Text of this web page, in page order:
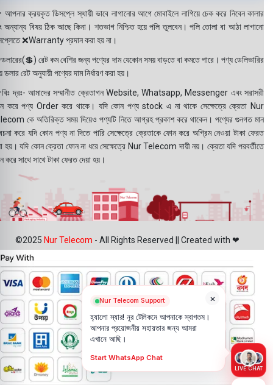
ক্রয়কৃত ডিসপ্লে স্থায়ী ভাবে লাগানোর আগে মোবাইলে লাগিয়ে চেক করে নিবেন কালার
অন্যান্য বিষয় ঠিক আছে কিনা। শতভাগ নিশ্চিত হয়ে পলি তুলবেন। পলি তোলা বা আঠা লাগানো
❌Warranty প্রদান করা হয় না।
রেট কম বেশির জন্য পণ্যের দাম যেকোন সময় বাড়তে বা কমতে পারে। পণ্য ডেলিভারির
ডলার রেট অনুযায়ী পণ্যের দাম নির্ধারণ করা হয়।
দ্রঃ- আমাদের সম্মানীত ক্রেতাগন Website, Whatsapp, Messenger এবং সরাসরী
করে পণ্য Order করে থাকে। যদি কোন পণ্য stock এ না থাকে সেক্ষেত্রে ক্রেতা Nur
কে অতিরিক্ত সময় দিয়েও পণ্যটি নিতে আগ্রহ প্রকাশ করে থাকেন। পণ্যের গুনগত মান
করে যদি কোন পণ্য না দিতে পারি সেক্ষেত্রে ক্রেতাকে ফোন করে অগ্রিম নেওয়া টাকা ফেরত
হয়। যদি কোন ক্রেতা ফোন না ধরে সেক্ষেত্রে Nur Telecom দায়ী নয়। ক্রেতা যদি পরবর্তীতে
করে সাথে সাথে টাকা ফেরত দেয়া হয়।
©2025 Nur Telecom - All Rights Reserved || Created with ❤
×
Nur Telecom Support
হ্যালো স্যার! নূর টেলিকমে আপনাকে স্বাগতম।
আপনার প্রয়োজনীয় সহায়তার জন্য আমরা
এখানে আছি।
Start WhatsApp Chat
LIVE CHAT